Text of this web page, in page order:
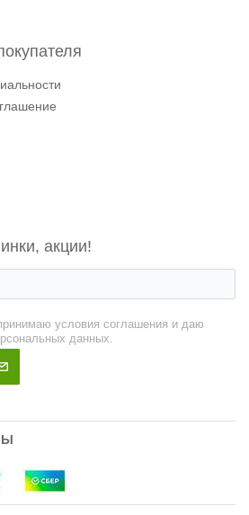
акции!
условия соглашения и даю
данных.